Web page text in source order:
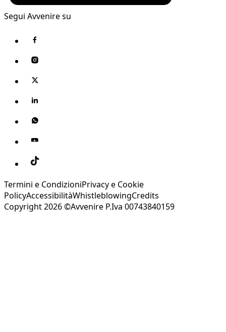
Segui Avvenire su
Termini e CondizioniPrivacy e Cookie
PolicyAccessibilitàWhistleblowingCredits
Copyright 2026 ©Avvenire P.Iva 00743840159